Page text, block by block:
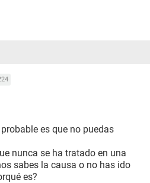
es que no puedas
nunca se ha tratado en una
sabes la causa o no has ido
es?